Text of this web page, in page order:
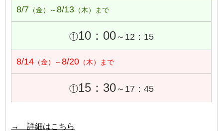
8/7 （金）～8/13 （木）まで
①10：00～12：15
8/14 （金）～8/20 （木）まで
①15：30～17：45
→ 詳細はこちら